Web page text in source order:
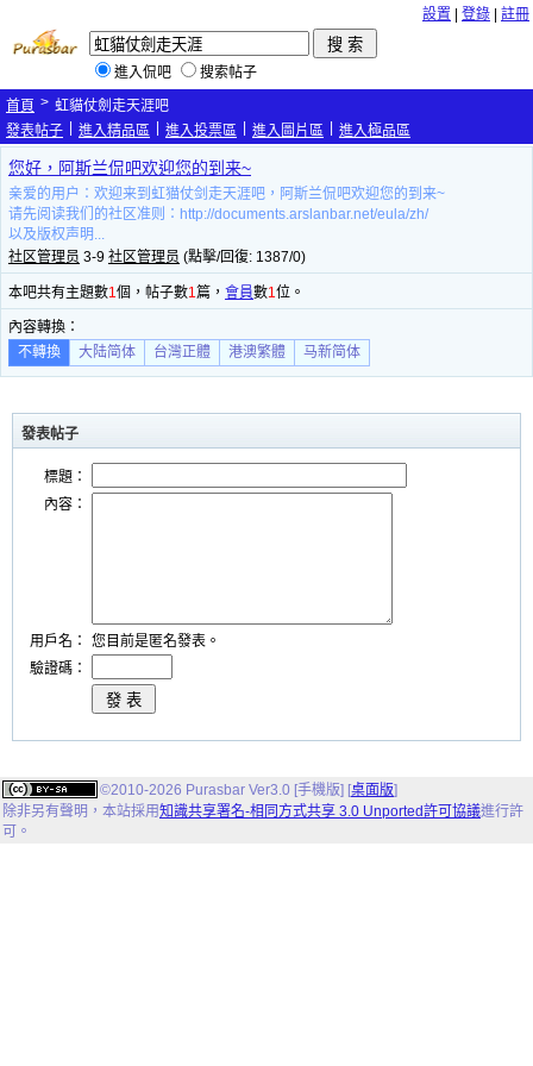
設置 登錄 註冊
進入侃吧
搜索帖子
首頁 > 虹貓仗劍走天涯吧
發表帖子
進入精品區 進入投票區 進入圖片區 進入極品區
您好，阿斯兰侃吧欢迎您的到来~
亲爱的用户：欢迎来到虹猫仗剑走天涯吧，阿斯兰侃吧欢迎您的到来~
请先阅读我们的社区准则：http://documents.arslanbar.net/eula/zh/
以及版权声明...
社区管理员 3-9 社区管理员 (點擊/回復: 1387/0)
本吧共有主題數1個，帖子數1篇， 會員數1位。
內容轉換：
不轉換
大陆简体 台灣正體 港澳繁體 马新简体
發表帖子
標題：
內容：
用戶名：
您目前是匿名發表。
驗證碼：
©2010-2026 Purasbar Ver3.0 [手機版] [桌面版]
除非另有聲明， 本站採用知識共享署名-相同方式共享 3.0 Unported許可協議進行許
可。